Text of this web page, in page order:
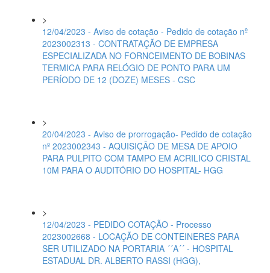
>
12/04/2023 - Aviso de cotação - Pedido de cotação nº
2023002313 - CONTRATAÇÃO DE EMPRESA
ESPECIALIZADA NO FORNCEIMENTO DE BOBINAS
TERMICA PARA RELÓGIO DE PONTO PARA UM
PERÍODO DE 12 (DOZE) MESES - CSC
>
20/04/2023 - Aviso de prorrogação- Pedido de cotação
nº 2023002343 - AQUISIÇÃO DE MESA DE APOIO
PARA PULPITO COM TAMPO EM ACRILICO CRISTAL
10M PARA O AUDITÓRIO DO HOSPITAL- HGG
>
12/04/2023 - PEDIDO COTAÇÃO - Processo
2023002668 - LOCAÇÃO DE CONTEINERES PARA
SER UTILIZADO NA PORTARIA ´´A´´ - HOSPITAL
ESTADUAL DR. ALBERTO RASSI (HGG),